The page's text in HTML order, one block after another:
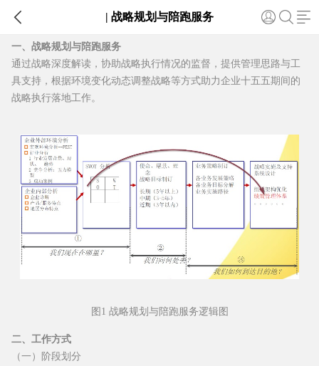
 | 战略规划与陪跑服务
一、战略规划与陪跑服务
通过战略深度解读，协助战略执行情况的监督，提供管理思路与工
具支持，根据环境变化动态调整战略等方式助力企业十五五期间的
战略执行落地工作。
图1 战略规划与陪跑服务逻辑图
二、工作方式
（一）阶段划分